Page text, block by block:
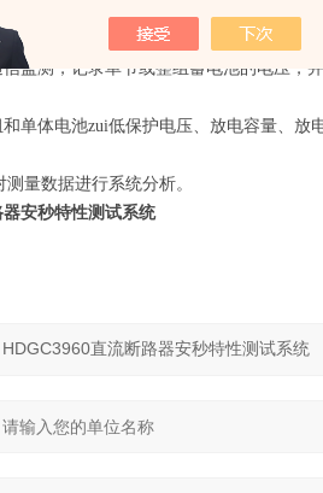
算出放电容量。
能
监测，记录单节或整组蓄电池的电压，
单体电池zui低保护电压、放电容量、放
量数据进行系统分析。
安秒特性测试系统